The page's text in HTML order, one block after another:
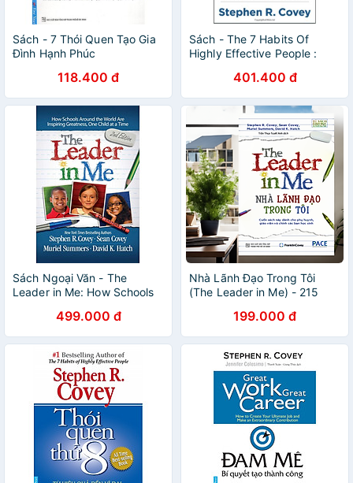
Sách - 7 Thói Quen Tạo Gia
Đình Hạnh Phúc
118.400 đ
Sách - The 7 Habits Of
Highly Effective People :
Personal Change
401.400 đ
Sách Ngoại Văn - The
Leader in Me: How Schools
Inspiring Greatness, One
Child at a Time
499.000 đ
Nhà Lãnh Đạo Trong Tôi
(The Leader in Me) - 215
199.000 đ